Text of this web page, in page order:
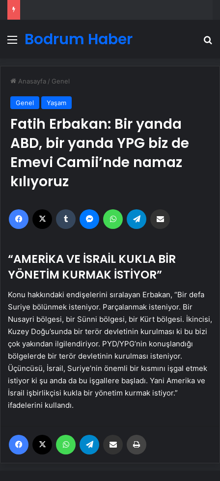
Menü
Bodrum Haber
Anasayfa / Genel
Genel Yaşam
Fatih Erbakan: Bir yanda
ABD, bir yanda YPG biz de
Emevi Camii’nde namaz
kılıyoruz
Facebook Tumblr MessengerWhatsApp
“AMERİKA VE İSRAİL KUKLA BİR
YÖNETİM KURMAK İSTİYOR”
Konu hakkındaki endişelerini sıralayan Erbakan, “Bir defa
Suriye bölünmek isteniyor. Parçalanmak isteniyor. Bir
Nusayri bölgesi, bir Sünni bölgesi, bir Kürt bölgesi. İkincisi,
Kuzey Doğu’sunda bir terör devletinin kurulması ki bu bizi
çok yakından ilgilendiriyor. PYD/YPG’nin konuşlandığı
bölgelerde bir terör devletinin kurulması isteniyor.
Üçüncüsü, İsrail, Suriye’nin önemli bir kısmını işgal etmek
istiyor ki şu anda da bu işgallere başladı. Yani Amerika ve
İsrail işbirlikçisi kukla bir yönetim kurmak istiyor.”
ifadelerini kullandı.
Facebook WhatsApp Email'den paylaş